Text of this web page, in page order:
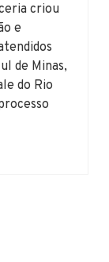
criou
e
de Minas,
do Rio